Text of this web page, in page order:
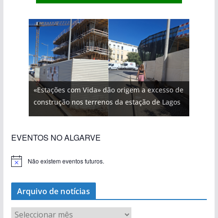
«Estações com Vida» dão origem a excesso de
construção nos terrenos da estação de Lagos
EVENTOS NO ALGARVE
Não existem eventos futuros.
Arquivo de notícias